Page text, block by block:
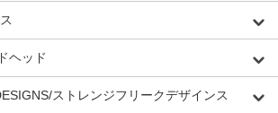
ヘッド
ストレンジフリークデザインス